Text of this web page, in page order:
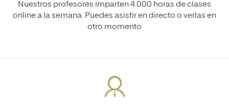
Nuestros profesores imparten 4.000 horas de clases
online a la semana. Puedes asistir en directo o verlas en
otro momento